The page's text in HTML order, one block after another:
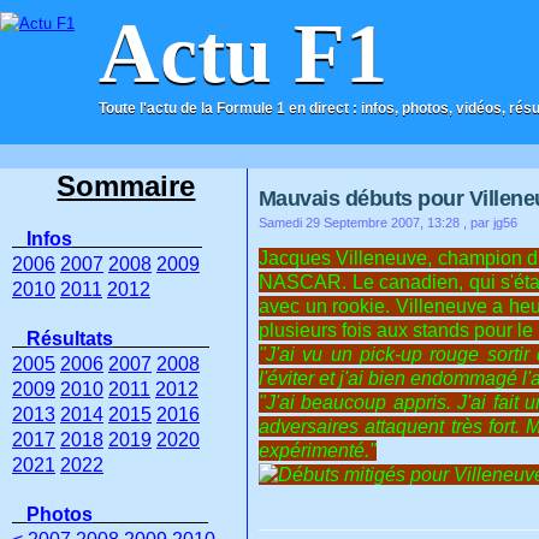
Actu F1
Toute l'actu de la Formule 1 en direct : infos, photos, vidéos,
ACCUEIL CONTACT
Mauvais débuts pour
Samedi 29 Septembre 2007, 13:28 , par jg56
Jacques Villeneuve, champion
NASCAR. Le canadien, qui
avec un rookie. Villeneuve a
plusieurs fois aux stands pour le
"J'ai vu un pick-up rouge
l'éviter et j'ai bien endommagé
"J'ai beaucoup appris. J'ai fait
adversaires attaquent très fort.
expérimenté."
Sommaire
Infos
2006 2007 2008 2009
2010 2011 2012
Résultats
2005 2006 2007 2008
2009 2010 2011 2012
2013 2014 2015 2016
2017 2018 2019 2020
2021 2022
Photos